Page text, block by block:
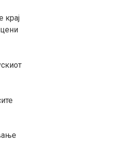
крај